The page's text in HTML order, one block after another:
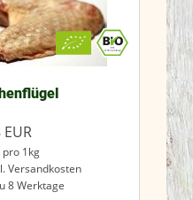
EUR
pro 1kg
Versandkosten
8 Werktage